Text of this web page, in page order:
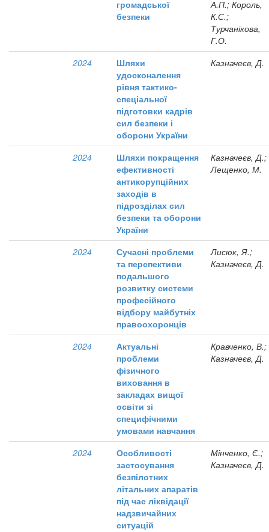
громадської
безпеки
А.П.; Король,
К.С.;
Турчанікова,
Г.О.
2024
Шляхи
удосконалення
рівня тактико-
спеціальної
підготовки кадрів
сил безпеки і
оборони України
Казначеєв, Д.
2024
Шляхи покращення
ефективності
антикорупційних
заходів в
підрозділах сил
безпеки та оборони
України
Казначеєв, Д.;
Лещенко, М.
2024
Сучасні проблеми
та перспективи
подальшого
розвитку системи
професійного
відбору майбутніх
правоохоронців
Лисюк, Я.;
Казначеєв, Д.
2024
Актуальні
проблеми
фізичного
виховання в
закладах вищої
освіти зі
специфічними
умовами навчання
Кравченко, В.;
Казначеєв, Д.
2024
Особливості
застосування
безпілотних
літальних апаратів
під час ліквідації
надзвичайних
ситуацій
Мінченко, Є.;
Казначеєв, Д.